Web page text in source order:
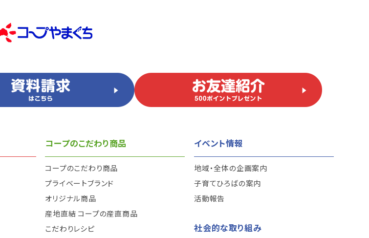
コープのこだわり商品
コープのこだわり商品
プライベートブランド
オリジナル商品
産地直結 コープの産直商品
こだわりレシピ
イベント情報
地域・全体の企画案内
子育てひろばの案内
活動報告
社会的な取り組み